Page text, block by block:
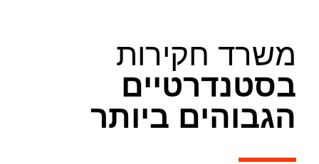
משרד חקירות
בסטנדרטיים
הגבוהים ביותר